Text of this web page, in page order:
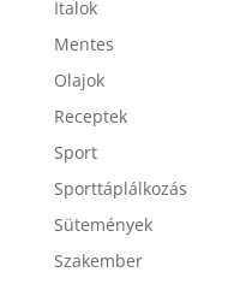
Italok
Mentes
Olajok
Receptek
Sport
Sporttáplálkozás
Sütemények
Szakember